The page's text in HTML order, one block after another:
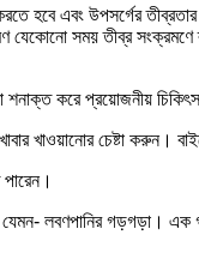
হবে এবং উপসর্গের
সময় তীব্র
করে প্রয়োজনীয়
খাওয়ানোর চেষ্টা করুন।
লবণপানির গড়গড়া।